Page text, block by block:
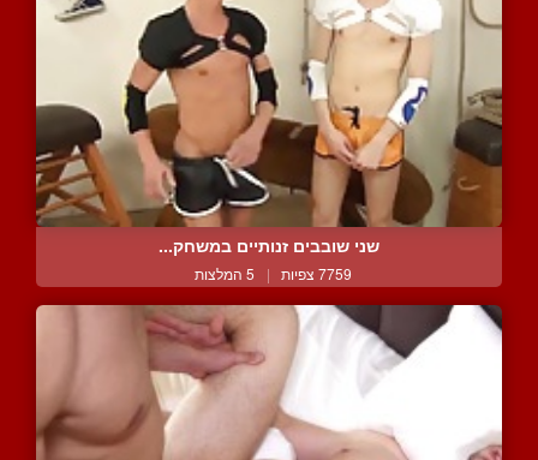
שני שובבים זנותיים במשחק...
7759 צפיות | 5 המלצות